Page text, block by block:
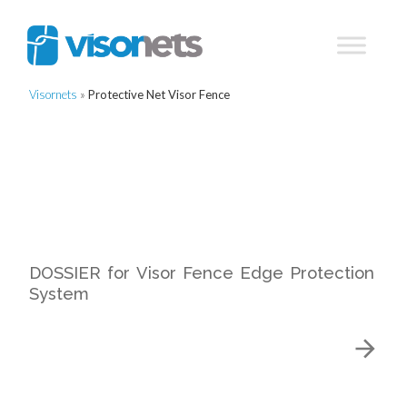
Visornets » Protective Net Visor Fence
DOSSIER for Visor Fence Edge Protection
System